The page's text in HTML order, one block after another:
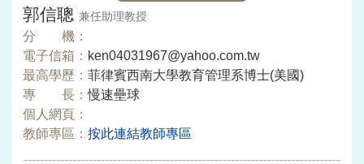
郭信聰 兼任助理教授
分 機：
電子信箱： ken04031967@yahoo.com.tw
最高學歷： 菲律賓西南大學教育管理系博士(美國)
專 長：慢速壘球
個人網頁：
教師專區： 按此連結教師專區